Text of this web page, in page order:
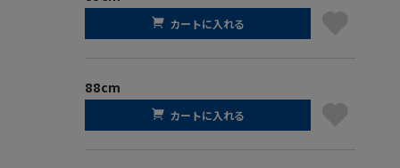
カートに入れる
88cm
カートに入れる